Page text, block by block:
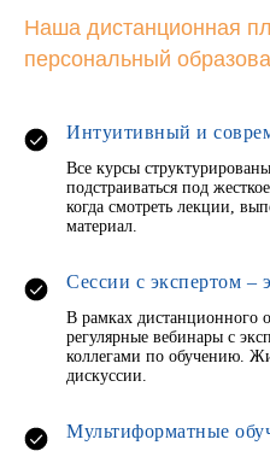
Наша дистанционная
персональный
Интуитивный и
Все курсы
подстраиваться под
когда смотреть лекции,
материал.
Сессии с экспертом –
В рамках дистанционного
регулярные вебинары с
коллегами по обучению.
дискуссии.
Мультиформатные